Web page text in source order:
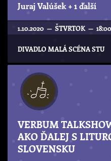
Juraj Valúšek + 1 ďalší
1.10.2020 — ŠTVRTOK — 18:00
DIVADLO MALÁ SCÉNA STU
VERBUM
AKO ĎALEJ S
SLOVENSKU